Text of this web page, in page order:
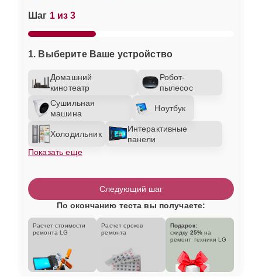
Шаг 1 из 3
1. Выберите Ваше устройство
Домашний
кинотеатр
Робот-
пылесос
Сушильная
машина
Ноутбук
Холодильник
Интерактивные
панели
Показать еще
Следующий шаг
По окончанию теста вы получаете:
Расчет стоимости
ремонта LG
Расчет сроков
ремонта
Подарок:
скидку 25% на
ремонт техники LG